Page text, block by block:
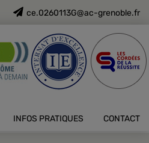
ce.0260113G@ac-grenoble.fr
INFOS PRATIQUES CONTACT